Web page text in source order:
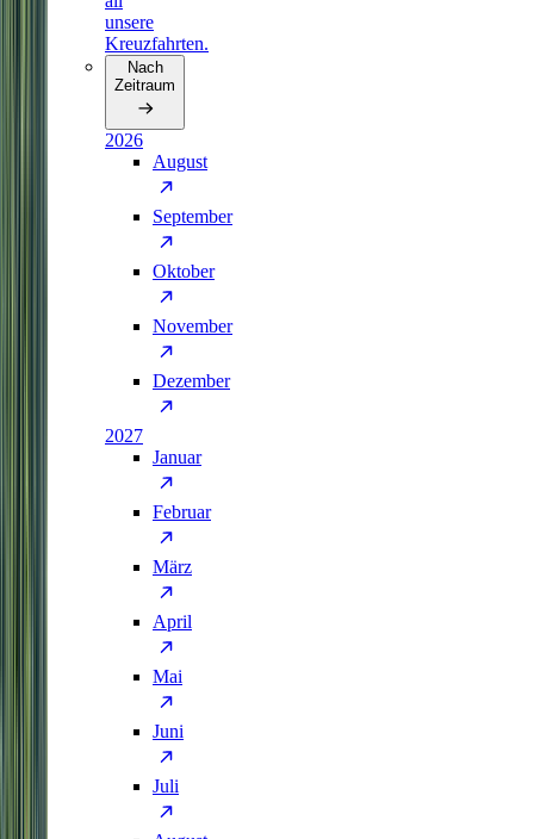
unsere
Kreuzfahrten.
Nach
Zeitraum
2026
August
September
Oktober
November
Dezember
2027
Januar
Februar
März
April
Mai
Juni
Juli